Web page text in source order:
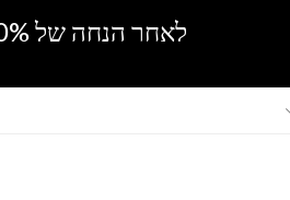
לאחר הנחה של 30% נוספים, אין מכירה סיטונאית.SPRING SALE